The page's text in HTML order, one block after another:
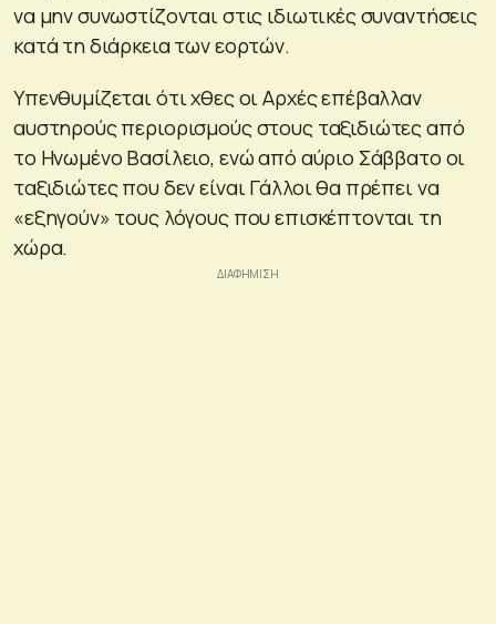
να μην συνωστίζονται στις ιδιωτικές συναντήσεις
κατά τη διάρκεια των εορτών.
Υπενθυμίζεται ότι χθες οι Αρχές επέβαλλαν
αυστηρούς περιορισμούς στους ταξιδιώτες από
το Ηνωμένο Βασίλειο, ενώ από αύριο Σάββατο οι
ταξιδιώτες που δεν είναι Γάλλοι θα πρέπει να
«εξηγούν» τους λόγους που επισκέπτονται τη
χώρα.